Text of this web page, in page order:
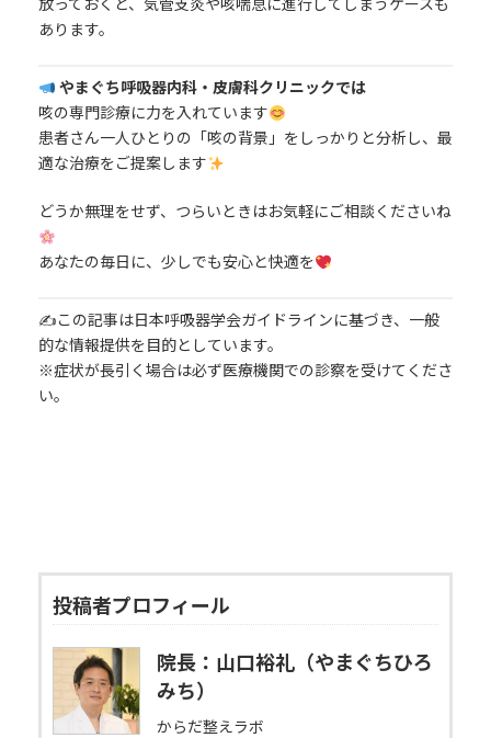
放っておくと、気管支炎や咳喘息に進行してしまうケースも
あります。
やまぐち呼吸器内科・皮膚科クリニックでは
咳の専門診療に力を入れています
患者さん一人ひとりの「咳の背景」をしっかりと分析し、最
適な治療をご提案します
どうか無理をせず、つらいときはお気軽にご相談くださいね
あなたの毎日に、少しでも安心と快適を
✍️この記事は日本呼吸器学会ガイドラインに基づき、一般
的な情報提供を目的としています。
※症状が長引く場合は必ず医療機関での診察を受けてくださ
い。
投稿者プロフィール
院長：山口裕礼（やまぐちひろ
みち）
からだ整えラボ